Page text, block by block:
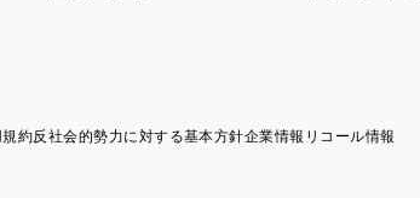
約反社会的勢力に対する基本方針企業情報 リコール情報